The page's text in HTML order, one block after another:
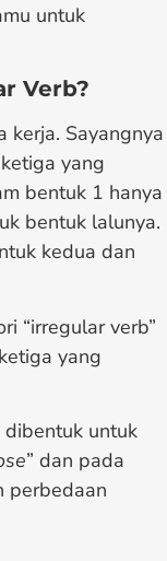
untuk
Verb?
kerja. Sayangnya
yang
bentuk 1 hanya
bentuk lalunya.
kedua dan
“irregular verb”
yang
dibentuk untuk
” dan pada
perbedaan